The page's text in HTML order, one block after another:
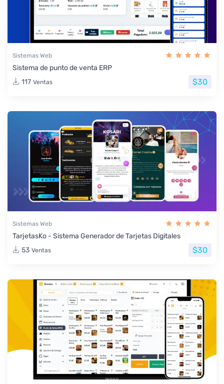
Sistemas Web
Sistema de punto de venta ERP
117 Ventas $30
Sistemas Web
TarjetasKo - Sistema Generador de Tarjetas Digitales
53 Ventas $30